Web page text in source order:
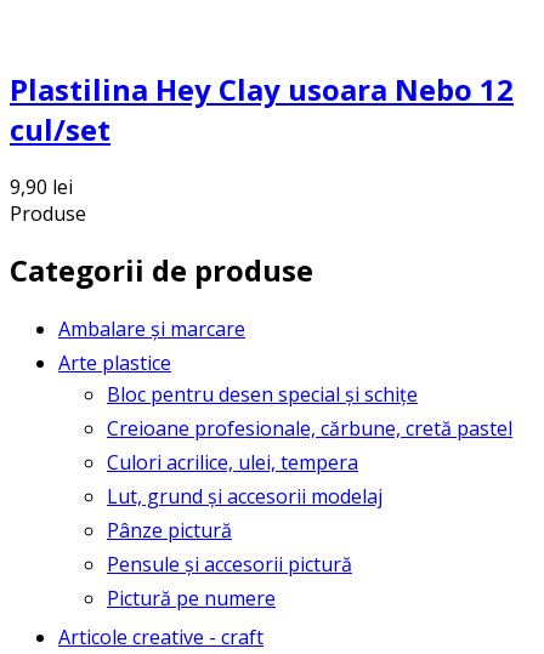
Plastilina Hey Clay usoara Nebo 12
cul/set
9,90 lei
Produse
Categorii de produse
Ambalare și marcare
Arte plastice
Bloc pentru desen special și schițe
Creioane profesionale, cărbune, cretă pastel
Culori acrilice, ulei, tempera
Lut, grund și accesorii modelaj
Pânze pictură
Pensule și accesorii pictură
Pictură pe numere
Articole creative - craft